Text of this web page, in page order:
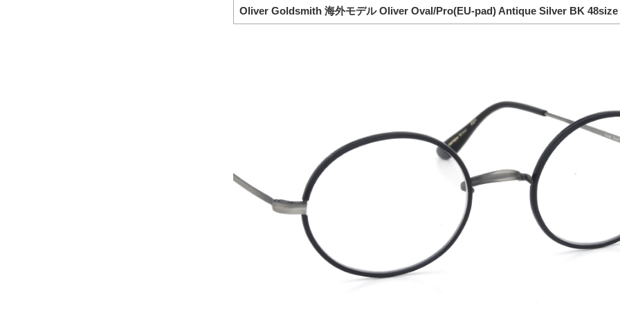
Oliver Goldsmith 海外モデル Oliver Oval/Pro(EU-pad) Antique Silver BK 48size